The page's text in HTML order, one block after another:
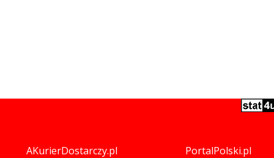
AKurierDostarczy.pl PortalPolski.pl